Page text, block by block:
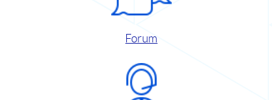
Forum